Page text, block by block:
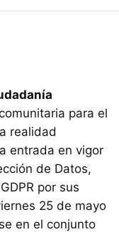
para el
realidad
entrada en vigor
de Datos,
por sus
25 de mayo
en el conjunto